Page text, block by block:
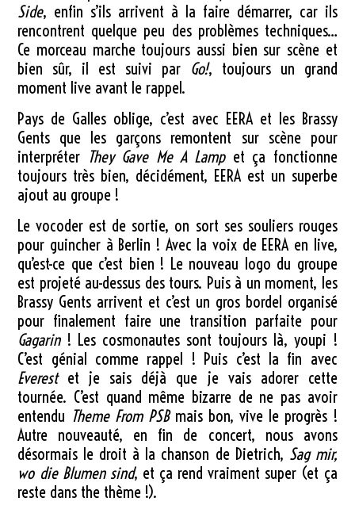
Side, enfin s’ils arrivent à la faire démarrer, car ils
rencontrent quelque peu des problèmes techniques…
Ce morceau marche toujours aussi bien sur scène et
bien sûr, il est suivi par Go!, toujours un grand
moment live avant le rappel.
Pays de Galles oblige, c’est avec EERA et les Brassy
Gents que les garçons remontent sur scène pour
interpréter They Gave Me A Lampet ça fonctionne
toujours très bien, décidément, EERA est un superbe
ajout au groupe !
Le vocoder est de sortie, on sort ses souliers rouges
pour guincher à Berlin ! Avec la voix de EERA en live,
qu’est-ce que c’est bien ! Le nouveau logo du groupe
est projeté au-dessus des tours. Puis à un moment, les
Brassy Gents arrivent et c’est un gros bordel organisé
pour finalement faire une transition parfaite pour
Gagarin! Les cosmonautes sont toujours là, youpi !
C’est génial comme rappel ! Puis c’est la fin avec
Everestet je sais déjà que je vais adorer cette
tournée. C’est quand même bizarre de ne pas avoir
entendu Theme From PSBmais bon, vive le progrès !
Autre nouveauté, en fin de concert, nous avons
désormais le droit à la chanson de Dietrich, Sag mir,
wo die Blumen sind, et ça rend vraiment super (et ça
reste dans the thème !).